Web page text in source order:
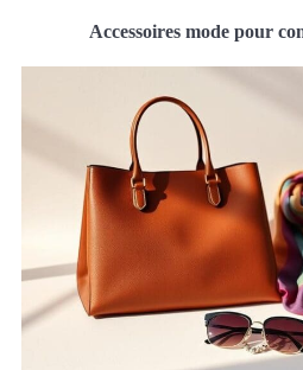
Accessoires mode pour